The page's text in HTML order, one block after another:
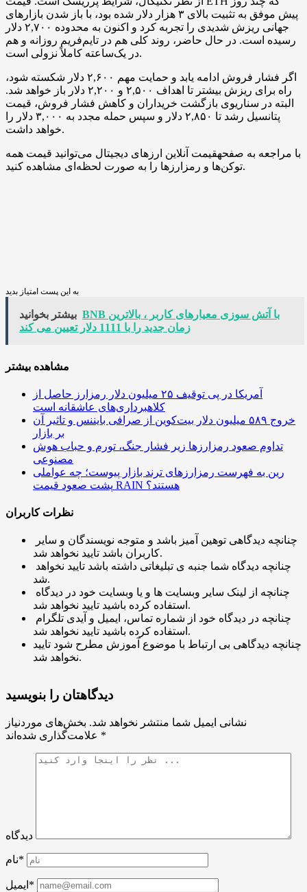
پیش موفق به تثبیت بالای ۳ هزار دلار شده بود، با باز شدن بازارهای
جهانی ریزش شدیدی را تجربه کرد و اکنون به محدوده ۲,۷۰۰ دلار
رسیده است. در حال حاضر، روند کلی هم در تایم‌فریم روزانه و هم
در یک‌ساعته کاملاً نزولی است.
اگر فشار فروش ادامه یابد و حمایت مهم ۲,۶۰۰ دلار شکسته شود،
راه برای ریزش بیشتر تا اهداف ۲,۵۰۰ و ۲,۲۰۰ دلار باز خواهد شد.
البته در سناریوی بازگشت خریداران و کاهش فشار فروش، قیمت
پتانسیل رشد تا ۲,۸۵۰ دلار و سپس حمله مجدد به ۳,۰۰۰ دلار را
خواهد داشت.
با مراجعه به صفحهقیمت آنلاین ارزهای دیجیتال می‌توانید قیمت همه
توکن‌ها و رمزارزها را به صورت لحظه‌ای مشاهده کنید.
به این پست امتیاز بدید
بیشتر بخوانید BNB با آتش سوزی معیارهای کاربر ، بالاترین
زمان جدید را با 1111 دلار تعیین می کند
مشاهده بیشتر
آمریکا در پی توقیف ۲۵ میلیون دلار رمزارز حاصل از
کلاهبرداری‌های عاشقانه است
خروج ۵۸۹ میلیون دلار بیت‌کوین از صرافی بایننس و تاثیر آن
بر بازار
تداوم صعود رمزارزها زیر فشار جنگ، تورم و حباب هوش
مصنوعی
رین به فهرست رمزارزهای ترند بازار پیوست؛ چه عواملی
پشت صعود قیمت RAIN هستند؟
نظرات کاربران
کاربران باشد تایید نخواهد شد.
شد.
استفاده کرده باشید تایید نخواهد شد.
استفاده کرده باشید تایید نخواهد شد.
چنانچه دیدگاهی بی ارتباط با موضوع آموزش مطرح شود تایید
نخواهد شد.
دیدگاهتان را بنویسید
نشانی ایمیل شما منتشر نخواهد شد. بخش‌های موردنیاز
*
دیدگاه
نام*
ایمیل*